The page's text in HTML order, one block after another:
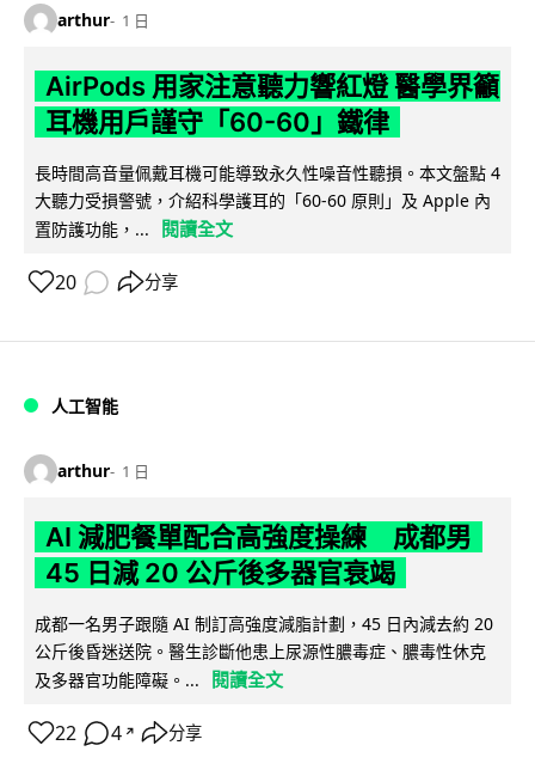
arthur 1 日
AirPods 用家注意聽力響紅燈 醫學界籲
耳機用戶謹守「60-60」鐵律
長時間高音量佩戴耳機可能導致永久性噪音性聽損。本文盤點 4
大聽力受損警號，介紹科學護耳的「60-60 原則」及 Apple 內
置防護功能，...
閱讀全文
20 分享
人工智能
arthur 1 日
AI 減肥餐單配合高強度操練 成都男
45 日減 20 公斤後多器官衰竭
成都一名男子跟隨 AI 制訂高強度減脂計劃，45 日內減去約 20
公斤後昏迷送院。醫生診斷他患上尿源性膿毒症、膿毒性休克
及多器官功能障礙。...
閱讀全文
22 4 ↗ 分享